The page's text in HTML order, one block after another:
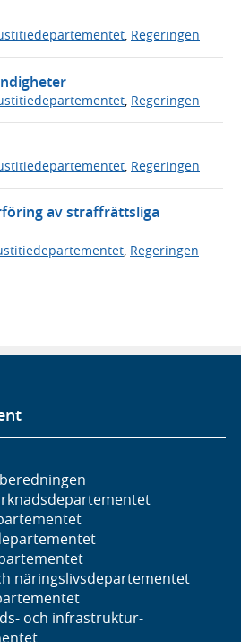
, Regeringen
, Regeringen
Regeringen
av straffrättsliga
, Regeringen
näringslivs­departementet
och infrastruktur­